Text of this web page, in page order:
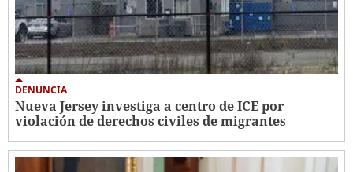
DENUNCIA
Nueva Jersey investiga a centro de ICE por
violación de derechos civiles de migrantes